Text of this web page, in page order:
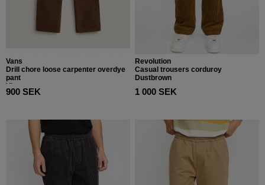
Vans
Drill chore loose carpenter overdye
pant
Vintage cocoa
900 SEK
Revolution
Casual trousers corduroy
Dustbrown
1 000 SEK